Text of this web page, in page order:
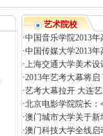
艺术院校
·中国音乐学院2013
·中国传媒大学2013
·上海交通大学美术设
·2013年艺考大幕将
·艺考大幕拉开 大连
·北京电影学院院长：
·澳门城市大学关于
·澳门科技大学全线